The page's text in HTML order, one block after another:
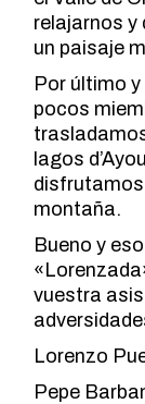
relajarnos y
un paisaje
Por último
pocos
lagos
disfrutamos
montaña.
Bueno y
vuestra
Lorenzo
Pepe